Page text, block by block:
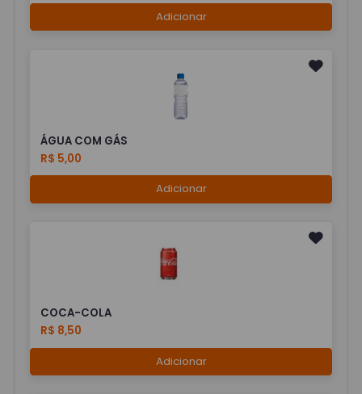
Adicionar
ÁGUA COM GÁS
R$ 5,00
Adicionar
COCA-COLA
R$ 8,50
Adicionar